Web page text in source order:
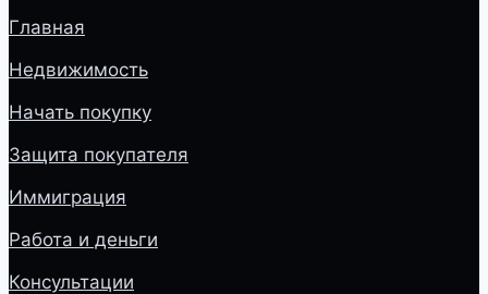
Главная
Недвижимость
Начать покупку
Защита покупателя
Иммиграция
Работа и деньги
Консультации